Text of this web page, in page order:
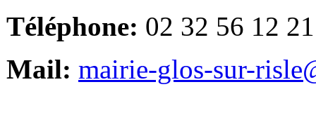
Téléphone: 02 32 56 12 21
Mail: mairie-glos-sur-